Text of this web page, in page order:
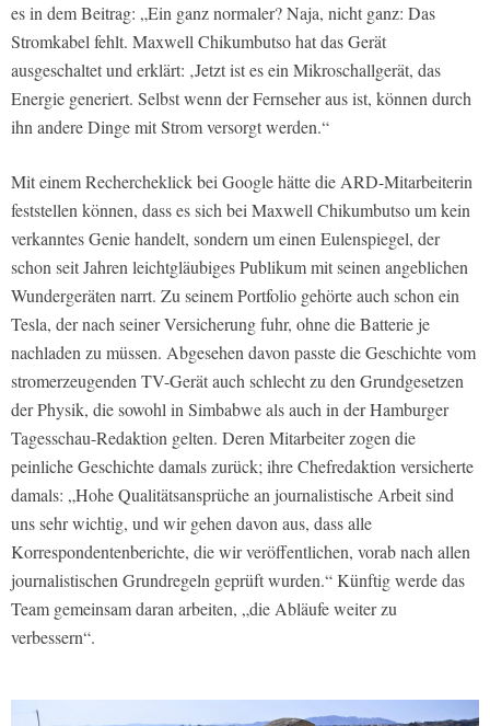
es in dem Beitrag: „Ein ganz normaler? Naja, nicht ganz: Das
Stromkabel fehlt. Maxwell Chikumbutso hat das Gerät
ausgeschaltet und erklärt: ‚Jetzt ist es ein Mikroschallgerät, das
Energie generiert. Selbst wenn der Fernseher aus ist, können durch
ihn andere Dinge mit Strom versorgt werden.“
Mit einem Rechercheklick bei Google hätte die ARD-Mitarbeiterin
feststellen können, dass es sich bei Maxwell Chikumbutso um kein
verkanntes Genie handelt, sondern um einen Eulenspiegel, der
schon seit Jahren leichtgläubiges Publikum mit seinen angeblichen
Wundergeräten narrt. Zu seinem Portfolio gehörte auch schon ein
Tesla, der nach seiner Versicherung fuhr, ohne die Batterie je
nachladen zu müssen. Abgesehen davon passte die Geschichte vom
stromerzeugenden TV-Gerät auch schlecht zu den Grundgesetzen
der Physik, die sowohl in Simbabwe als auch in der Hamburger
Tagesschau-Redaktion gelten. Deren Mitarbeiter zogen die
peinliche Geschichte damals zurück; ihre Chefredaktion versicherte
damals: „Hohe Qualitätsansprüche an journalistische Arbeit sind
uns sehr wichtig, und wir gehen davon aus, dass alle
Korrespondentenberichte, die wir veröffentlichen, vorab nach allen
journalistischen Grundregeln geprüft wurden.“ Künftig werde das
Team gemeinsam daran arbeiten, „die Abläufe weiter zu
verbessern“.